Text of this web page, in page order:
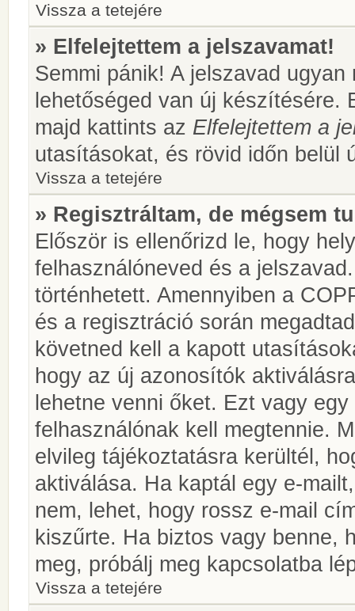
Vissza a tetejére
» Elfelejtettem a jelszavamat!
Semmi pánik! A jelszavad
lehetőséged van új készítésére.
majd kattints az Elfelejtettem a
utasításokat, és rövid időn belül
Vissza a tetejére
» Regisztráltam, de mégsem
Először is ellenőrizd le, hogy
felhasználóneved és a
történhetett. Amennyiben a
és a regisztráció során
követned kell a kapott
hogy az új azonosítók
lehetne venni őket. Ezt vagy
felhasználónak kell megtennie.
elvileg tájékoztatásra kerültél,
aktiválása. Ha kaptál egy e-
nem, lehet, hogy rossz e-mail
kiszűrte. Ha biztos vagy benne,
meg, próbálj meg kapcsolatba
Vissza a tetejére